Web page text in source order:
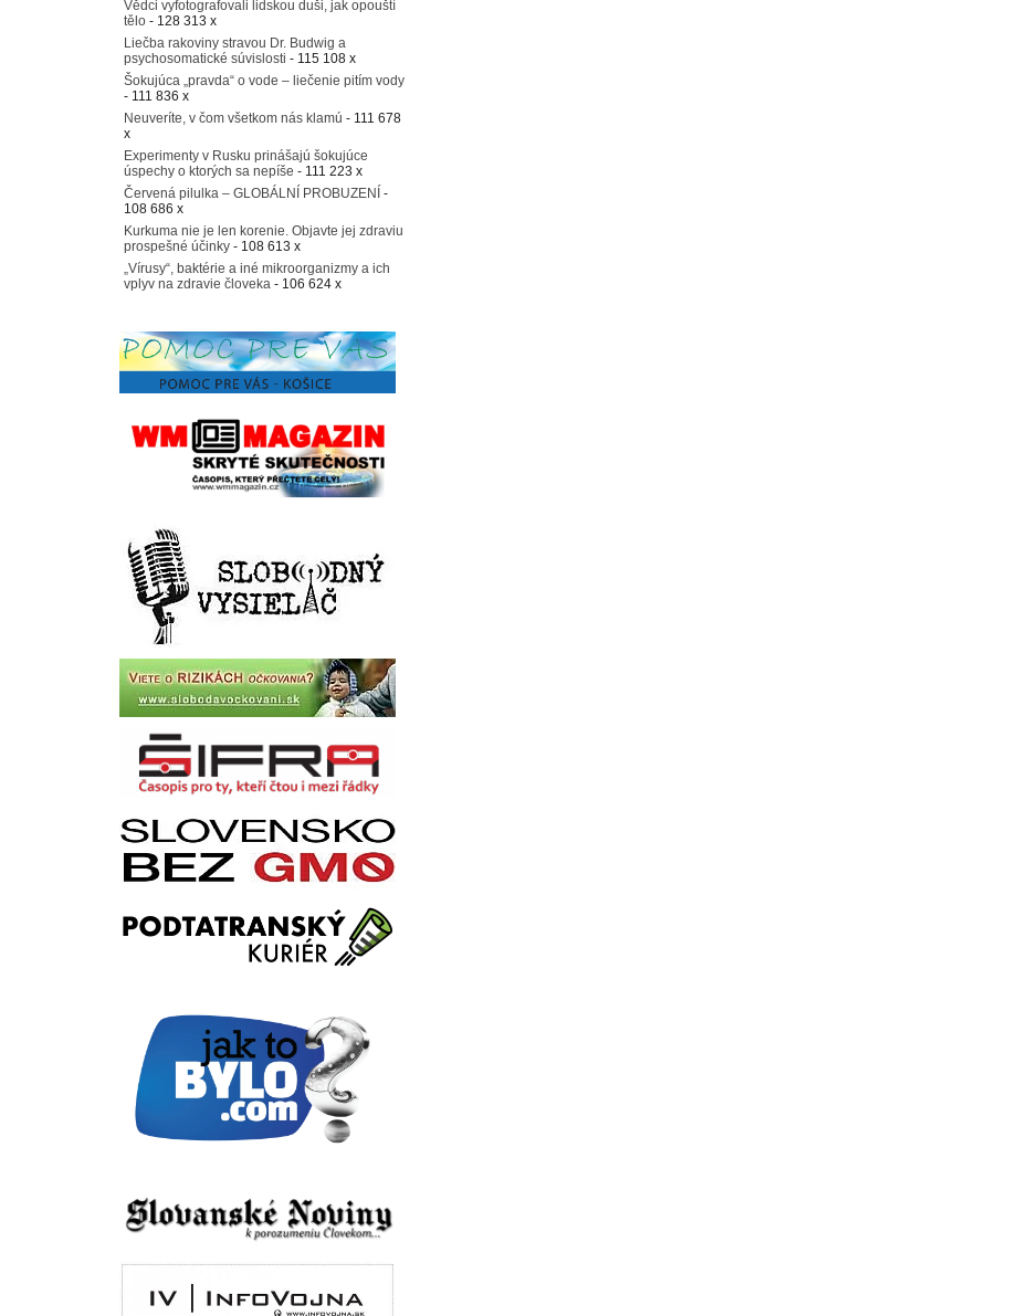
Vědci vyfotografovali lidskou duši, jak opouští
tělo - 128 313 x
Liečba rakoviny stravou Dr. Budwig a
psychosomatické súvislosti - 115 108 x
Šokujúca „pravda“ o vode – liečenie pitím vody
- 111 836 x
Neuveríte, v čom všetkom nás klamú - 111 678
x
Experimenty v Rusku prinášajú šokujúce
úspechy o ktorých sa nepíše - 111 223 x
Červená pilulka – GLOBÁLNÍ PROBUZENÍ -
108 686 x
Kurkuma nie je len korenie. Objavte jej zdraviu
prospešné účinky - 108 613 x
„Vírusy“, baktérie a iné mikroorganizmy a ich
vplyv na zdravie človeka - 106 624 x